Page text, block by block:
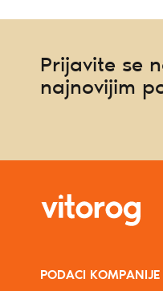
Prijavite se
najnovijim
PODACI KOMPANIJE